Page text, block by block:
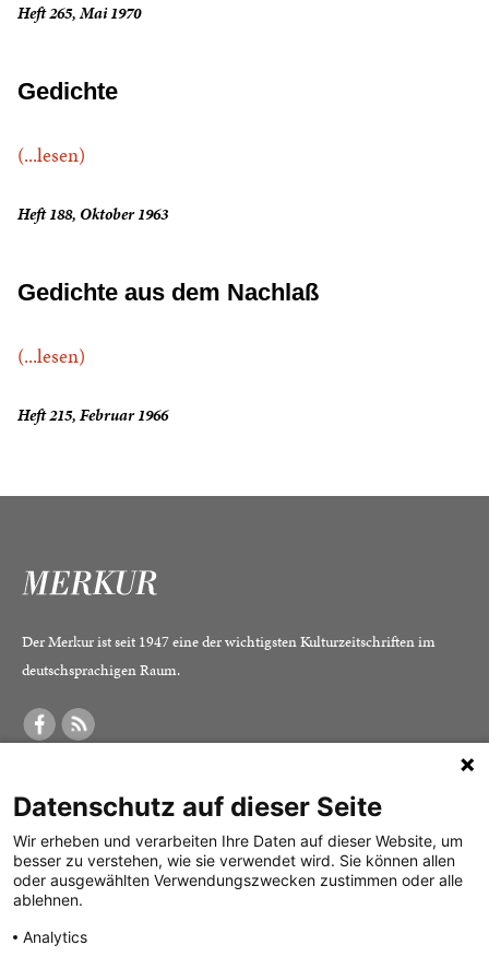
Heft 265, Mai 1970
Gedichte
(...lesen)
Heft 188, Oktober 1963
Gedichte aus dem Nachlaß
(...lesen)
Heft 215, Februar 1966
Der Merkur ist seit 1947 eine der wichtigsten Kulturzeitschriften im
deutschsprachigen Raum.
Was ist der Merkur?
Herausgeber /
Redaktion
Verlag
Alle Abos im Überblick
Print-Abo
Digital-Abo
Impressum
Datenschutz
Mediadaten
Datenschutz auf dieser Seite
Wir erheben und verarbeiten Ihre Daten auf dieser Website, um
besser zu verstehen, wie sie verwendet wird. Sie können allen
oder ausgewählten Verwendungszwecken zustimmen oder alle
ablehnen.
Analytics